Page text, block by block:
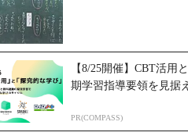
【8/25開催】CBT活用
期学習指導要領を見据
PR(COMPASS)